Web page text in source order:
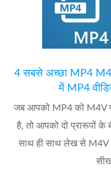
4 सबसे अच्छा MP4
में MP4
जब आपको MP4 को M4V
है, तो आपको दो प्रारूपों के
साथ ही साथ लेख से M4V